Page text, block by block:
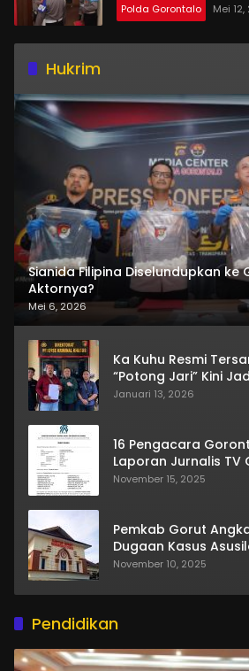
Polda Gorontalo Mei
Hukrim
Sianida Filipina Diselundupkan ke
Aktornya?
Mei 6, 2026
Ka Kuhu Resmi
“Potong Jari” Kini
Januari 13, 2026
16 Pengacara
Laporan Jurnalis TV
November 15, 2025
Pemkab Gorut
Dugaan Kasus
November 10, 2025
Pendidikan